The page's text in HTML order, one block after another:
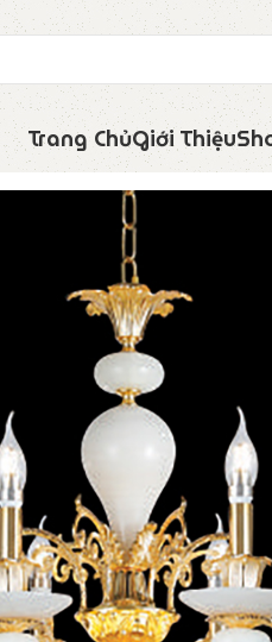
Trang ChủGiới Thiệu
Đồng CD – 461/8